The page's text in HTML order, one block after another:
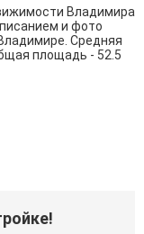
Владимира
и фото
Средняя
площадь - 52.5